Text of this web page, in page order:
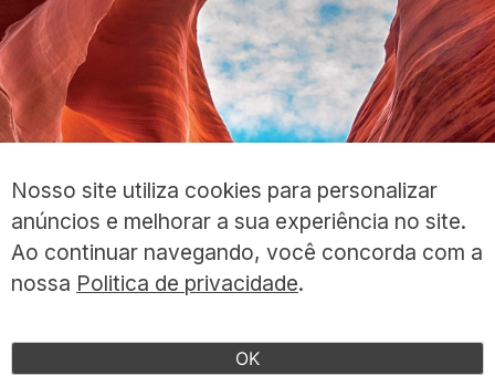
UNQUIET
Canais
Nosso site utiliza cookies para personalizar
anúncios e melhorar a sua experiência no site.
Ao continuar navegando, você concorda com a
nossa Politica de privacidade.
OK